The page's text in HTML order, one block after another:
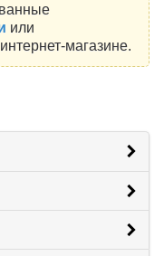
или
магазине.